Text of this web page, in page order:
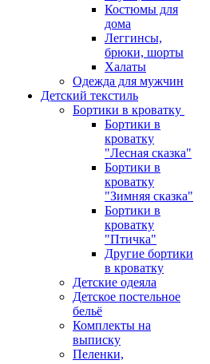
Костюмы для
дома
Леггинсы,
брюки, шорты
Халаты
Одежда для мужчин
Детский текстиль
Бортики в кроватку
Бортики в
кроватку
"Лесная сказка"
Бортики в
кроватку
"Зимняя сказка"
Бортики в
кроватку
"Птичка"
Другие бортики
в кроватку
Детские одеяла
Детское постельное
бельё
Комплекты на
выписку
Пеленки,